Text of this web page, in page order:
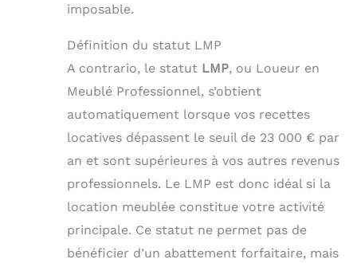
imposable.
Définition du statut LMP
A contrario, le statut LMP, ou Loueur en
Meublé Professionnel, s’obtient
automatiquement lorsque vos recettes
locatives dépassent le seuil de 23 000 € par
an et sont supérieures à vos autres revenus
professionnels. Le LMP est donc idéal si la
location meublée constitue votre activité
principale. Ce statut ne permet pas de
bénéficier d’un abattement forfaitaire, mais